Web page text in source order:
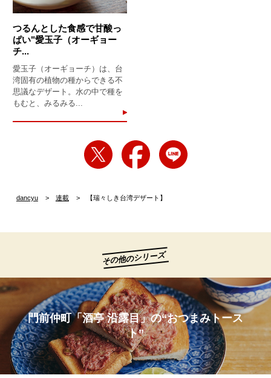
つるんとした食感で甘酸っ
ぱい"愛玉子（オーギョー
チ...
愛玉子（オーギョーチ）は、台
湾固有の植物の種からできる不
思議なデザート。水の中で種を
もむと、みるみる...
dancyu 連載 【瑞々しき台湾デザート】
その他のシリーズ
門前仲町「酒亭 沿露目」の“おつまみトース
ト”